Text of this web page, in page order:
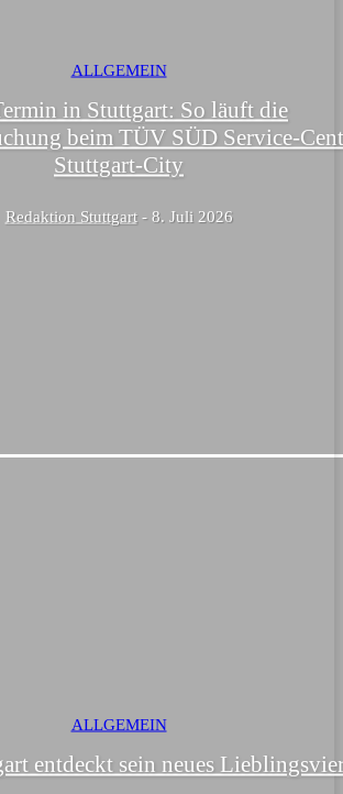
ALLGEMEIN
in Stuttgart: So läuft die
beim TÜV SÜD Service-
Stuttgart-City
Redaktion Stuttgart - 8. Juli 2026
ALLGEMEIN
entdeckt sein neues